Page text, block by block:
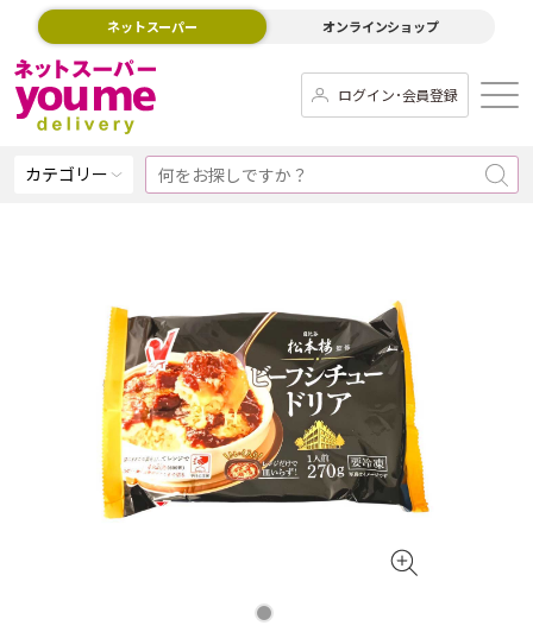
ネットスーパー オンラインショップ
ログイン･会員登録
カテゴリー